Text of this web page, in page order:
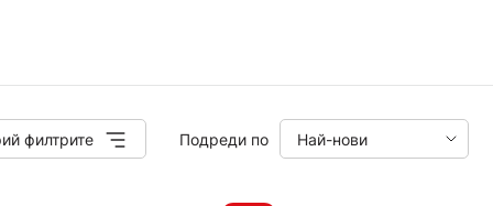
филтрите Подреди по